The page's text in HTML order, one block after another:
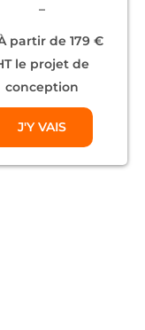
–
partir de 179 €
le projet de
conception
J'Y VAIS